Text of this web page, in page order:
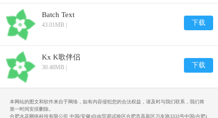
Batch Text
43.01MB | 下载
Kx K歌伴侣
30.48MB | 下载
本网站的图文和软件来自于网络，如有内容侵犯您的合法权益，请及时与我们联系，我们将
第一时间安排删除。
合肥水花网络科技有限公司 中国(安徽)自由贸易试验区合肥市高新区习友路3333号中国(合肥)